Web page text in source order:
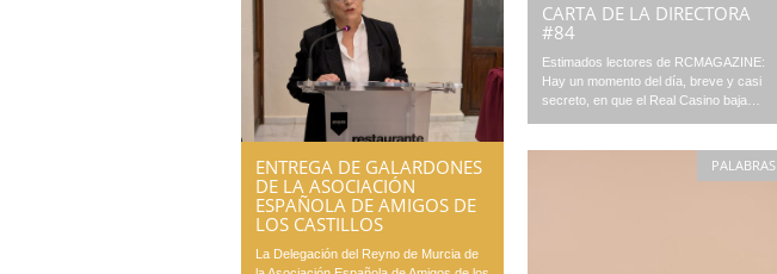
CARTA DE LA DIRECTORA
#84
Estimados lectores de RCMAGAZINE:
Hay un momento del día, breve y casi
secreto, en que el Real Casino baja…
ENTREGA DE GALARDONES
DE LA ASOCIACIÓN
ESPAÑOLA DE AMIGOS DE
LOS CASTILLOS
La Delegación del Reyno de Murcia de
PALABRAS